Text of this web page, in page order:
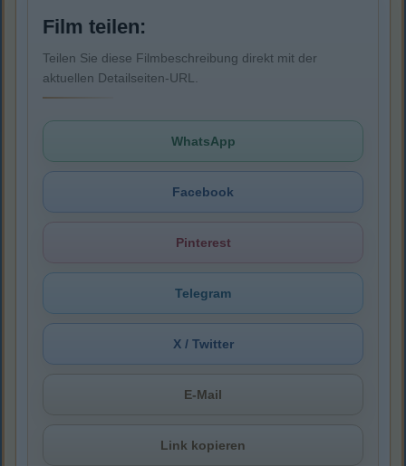
Film teilen:
Teilen Sie diese Filmbeschreibung direkt mit der
aktuellen Detailseiten-URL.
WhatsApp
Facebook
Pinterest
Telegram
X / Twitter
E-Mail
Link kopieren